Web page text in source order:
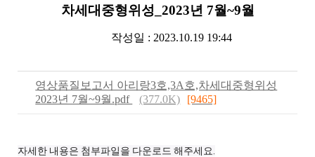
차세대중형위성_2023년 7월~9월
작성일 : 2023.10.19 19:44
영상품질보고서 아리랑3호,3A호,차세대중형위성
2023년 7월~9월.pdf
(377.0K) [9465]
자세한 내용은 첨부파일을 다운로드 해주세요.